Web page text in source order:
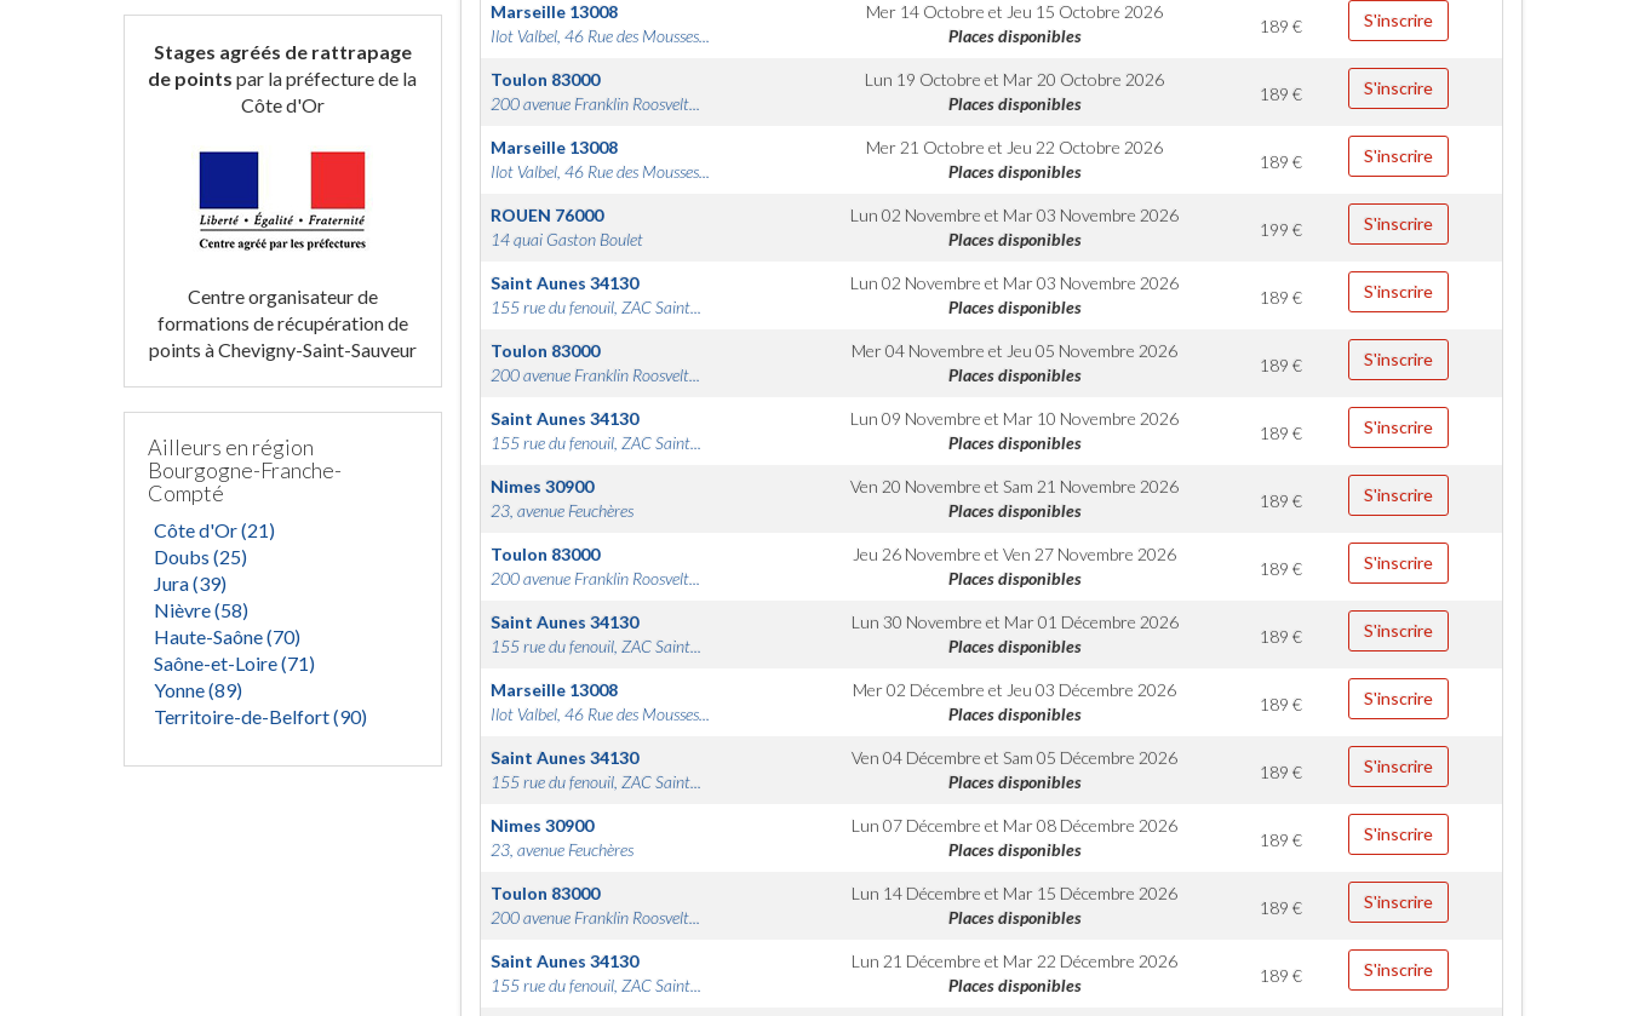
Stages agréés de rattrapage
de points par la préfecture de la
Côte d'Or
Centre organisateur de
formations de récupération de
points à Chevigny-Saint-Sauveur
Ailleurs en région
Bourgogne-Franche-
Compté
Côte d'Or (21)
Doubs (25)
Jura (39)
Nièvre (58)
Haute-Saône (70)
Saône-et-Loire (71)
Yonne (89)
Territoire-de-Belfort (90)
Marseille 13008
Ilot Valbel, 46 Rue des Mousses...
Mer 14 Octobre et Jeu 15 Octobre 2026
Places disponibles
189€ S'inscrire
Toulon 83000
200 avenue Franklin Roosvelt...
Lun 19 Octobre et Mar 20 Octobre 2026
Places disponibles
189€ S'inscrire
Marseille 13008
Ilot Valbel, 46 Rue des Mousses...
Mer 21 Octobre et Jeu 22 Octobre 2026
Places disponibles
189€ S'inscrire
ROUEN 76000
14 quai Gaston Boulet
Lun 02 Novembre et Mar 03 Novembre 2026
Places disponibles
199€ S'inscrire
Saint Aunes 34130
155 rue du fenouil, ZAC Saint...
Lun 02 Novembre et Mar 03 Novembre 2026
Places disponibles
189€ S'inscrire
Toulon 83000
200 avenue Franklin Roosvelt...
Mer 04 Novembre et Jeu 05 Novembre 2026
Places disponibles
189€ S'inscrire
Saint Aunes 34130
155 rue du fenouil, ZAC Saint...
Lun 09 Novembre et Mar 10 Novembre 2026
Places disponibles
189€ S'inscrire
Nimes 30900
23, avenue Feuchères
Ven 20 Novembre etSam 21 Novembre 2026
Places disponibles
189€ S'inscrire
Toulon 83000
200 avenue Franklin Roosvelt...
Jeu 26 Novembre etVen 27 Novembre 2026
Places disponibles
189€ S'inscrire
Saint Aunes 34130
155 rue du fenouil, ZAC Saint...
Lun 30 Novembre et Mar 01 Décembre 2026
Places disponibles
189€ S'inscrire
Marseille 13008
Ilot Valbel, 46 Rue des Mousses...
Mer 02 Décembre et Jeu 03 Décembre 2026
Places disponibles
189€ S'inscrire
Saint Aunes 34130
155 rue du fenouil, ZAC Saint...
Ven 04 Décembre etSam 05 Décembre 2026
Places disponibles
189€ S'inscrire
Nimes 30900
23, avenue Feuchères
Lun 07 Décembre et Mar 08 Décembre 2026
Places disponibles
189€ S'inscrire
Toulon 83000
200 avenue Franklin Roosvelt...
Lun 14 Décembre et Mar 15 Décembre 2026
Places disponibles
189€ S'inscrire
Saint Aunes 34130
155 rue du fenouil, ZAC Saint...
Lun 21 Décembre et Mar 22 Décembre 2026
Places disponibles
189€ S'inscrire